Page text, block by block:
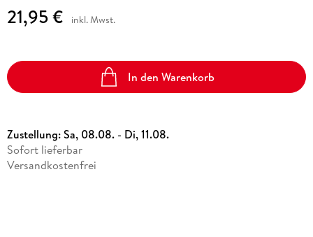
21,95 € inkl. Mwst.
In den Warenkorb
Zustellung:Sa, 08.08. - Di, 11.08.
Sofort lieferbar
Versandkostenfrei